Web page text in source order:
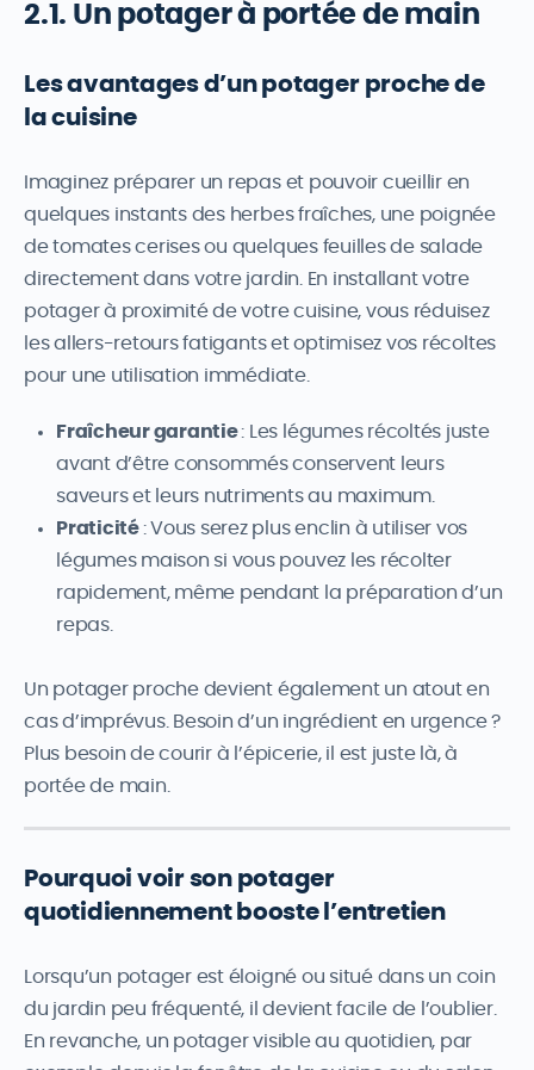
2.1. Un potager à portée de main
Les avantages d’un potager proche de
la cuisine
Imaginez préparer un repas et pouvoir cueillir en
quelques instants des herbes fraîches, une poignée
de tomates cerises ou quelques feuilles de salade
directement dans votre jardin. En installant votre
potager à proximité de votre cuisine, vous réduisez
les allers-retours fatigants et optimisez vos récoltes
pour une utilisation immédiate.
Fraîcheur garantie: Les légumes récoltés juste
avant d’être consommés conservent leurs
saveurs et leurs nutriments au maximum.
Praticité: Vous serez plus enclin à utiliser vos
légumes maison si vous pouvez les récolter
rapidement, même pendant la préparation d’un
repas.
Un potager proche devient également un atout en
cas d’imprévus. Besoin d’un ingrédient en urgence ?
Plus besoin de courir à l’épicerie, il est juste là, à
portée de main.
Pourquoi voir son potager
quotidiennement booste l’entretien
Lorsqu’un potager est éloigné ou situé dans un coin
du jardin peu fréquenté, il devient facile de l’oublier.
En revanche, un potager visible au quotidien, par